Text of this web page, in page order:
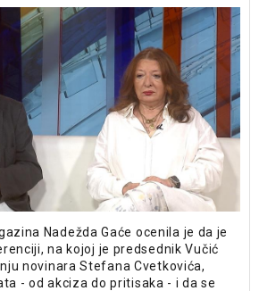
Nadežda Gaće ocenila je da je
na kojoj je predsednik Vučić
novinara Stefana Cvetkovića,
- od akciza do pritisaka - i da se